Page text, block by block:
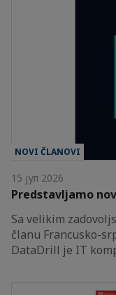
NOVI ČLANOVI
15 јул 2026
Predstavljamo
Sa velikim
članu Francusko-
DataDrill je IT